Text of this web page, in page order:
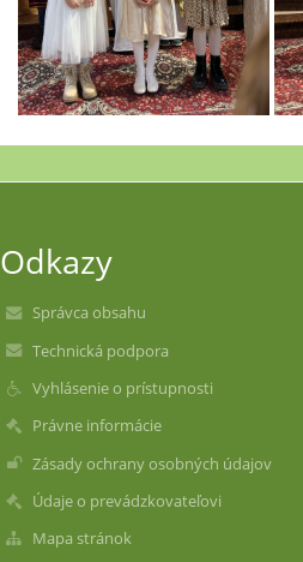
Odkazy
Správca obsahu
Technická podpora
Vyhlásenie o prístupnosti
Právne informácie
Zásady ochrany osobných údajov
Údaje o prevádzkovateľovi
Mapa stránok